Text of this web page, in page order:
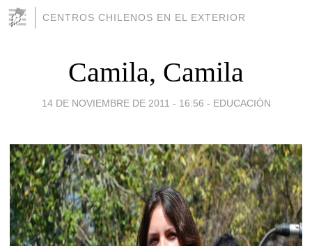
CENTROS CHILENOS EN EL EXTERIOR
Camila, Camila
14 DE NOVIEMBRE DE 2011 - 16:56 - EDUCACIÓN